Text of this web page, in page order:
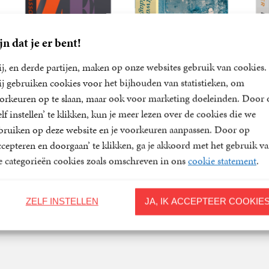
dat je er bent!
en derde partijen, maken op onze websites gebruik van cookies.
gebruiken cookies voor het bijhouden van statistieken, om
op te slaan, maar ook voor marketing doeleinden. Door
instellen’ te klikken, kun je meer lezen over de cookies die we
op deze website en je voorkeuren aanpassen. Door op
en doorgaan’ te klikken, ga je akkoord met het gebruik
categorieën cookies zoals omschreven in onscookie statement.
JA, IK ACCEPTEER
ZELF INSTELLEN
31-12-2026
Wezens
Maryam
Hassouni
22,99
Paperback
17-09-2026
Smeltwater en
middagzon
Stefan
Hertmans
34 ,99
Paperback
17